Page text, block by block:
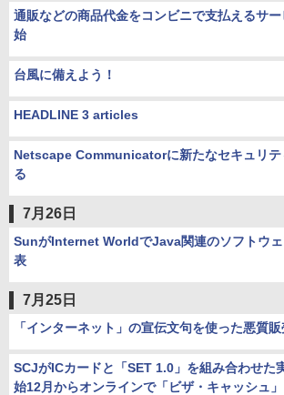
通販などの商品代金をコンビニで支払えるサ
始
台風に備えよう！
HEADLINE 3 articles
Netscape Communicatorに新たなセキュリテ
る
7月26日
SunがInternet WorldでJava関連のソフトウェ
表
7月25日
「インターネット」の宣伝文句を使った悪質
SCJがICカードと「SET 1.0」を組み合わせた
始12月からオンラインで「ビザ・キャッシュ